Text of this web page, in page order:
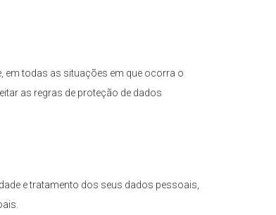
em todas as situações em que ocorra o
as regras de proteção de dados
e tratamento dos seus dados pessoais,